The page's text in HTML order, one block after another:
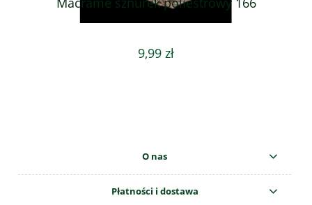
9,99 zł
O nas
Płatności i dostawa